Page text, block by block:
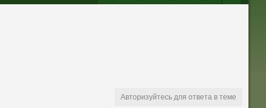
Авторизуйтесь для ответа в теме